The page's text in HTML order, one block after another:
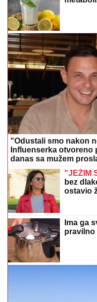
"Odustali smo nakon
Influenserka
danas sa mužem
"JEŽIM
bez
ostavio
Ima ga
pravilno